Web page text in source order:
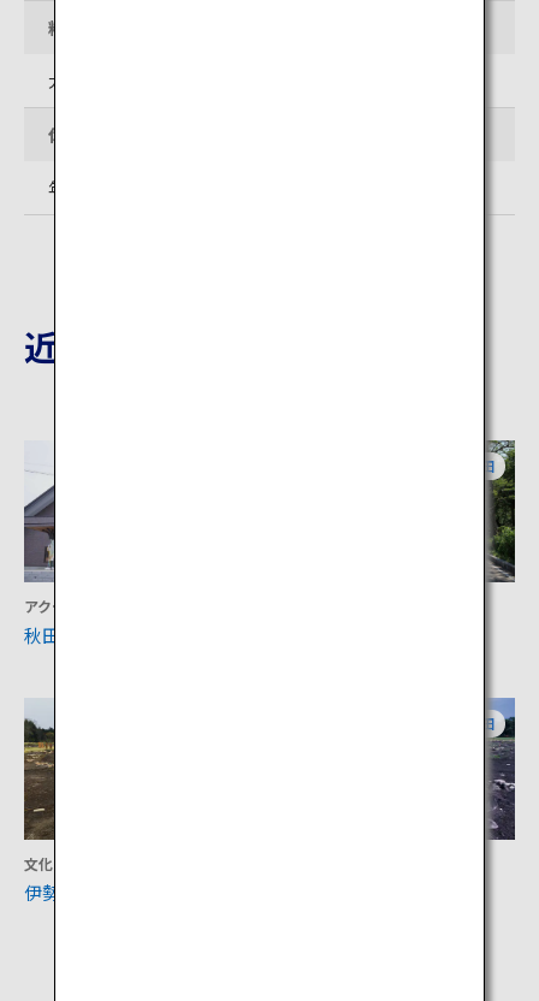
料金
大人200円、こども100円
休館日
年末年始、お盆
近隣の観光地
アクティビティ
秋田犬の里
秋田
文化
伊勢堂岱遺跡
秋田